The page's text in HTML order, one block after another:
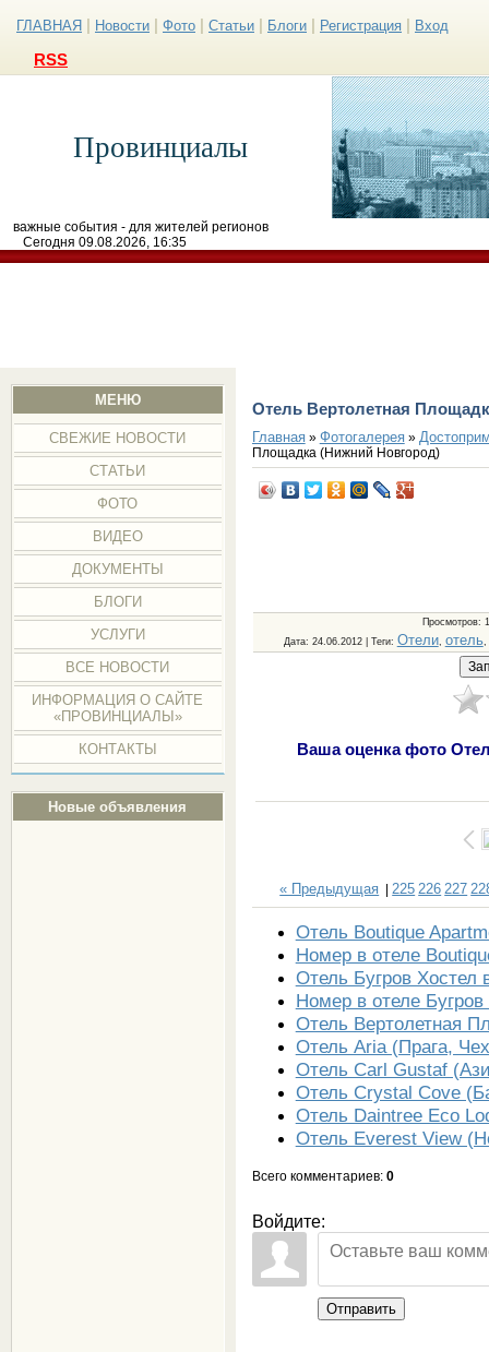
ГЛАВНАЯ Новости Фото Статьи Блоги Регистрация Вход
RSS
Провинциалы
важные события - для жителей регионов
Сегодня 09.08.2026, 16:35
МЕНЮ
СВЕЖИЕ НОВОСТИ
СТАТЬИ
ФОТО
ВИДЕО
ДОКУМЕНТЫ
БЛОГИ
УСЛУГИ
ВСЕ НОВОСТИ
ИНФОРМАЦИЯ О САЙТЕ
«ПРОВИНЦИАЛЫ»
КОНТАКТЫ
Новые объявления
Отель Вертолетная
Главная» Фотогалерея»
Площадка (Нижний Новгород)
Просмотров:
Дата: 24.06.2012 | Теги: Отели отель,
Ваша оценка фото
« Предыдущая | 225 226 227
Отель Boutique
Номер в отеле
Отель Бугров Хостел
Номер в отеле
Отель Вертолетная
Отель Aria (Прага,
Отель Carl Gustaf
Отель Crystal Cove
Отель Daintree Eco
Отель Everest View
Всего комментариев: 0
Войдите:
Отправить